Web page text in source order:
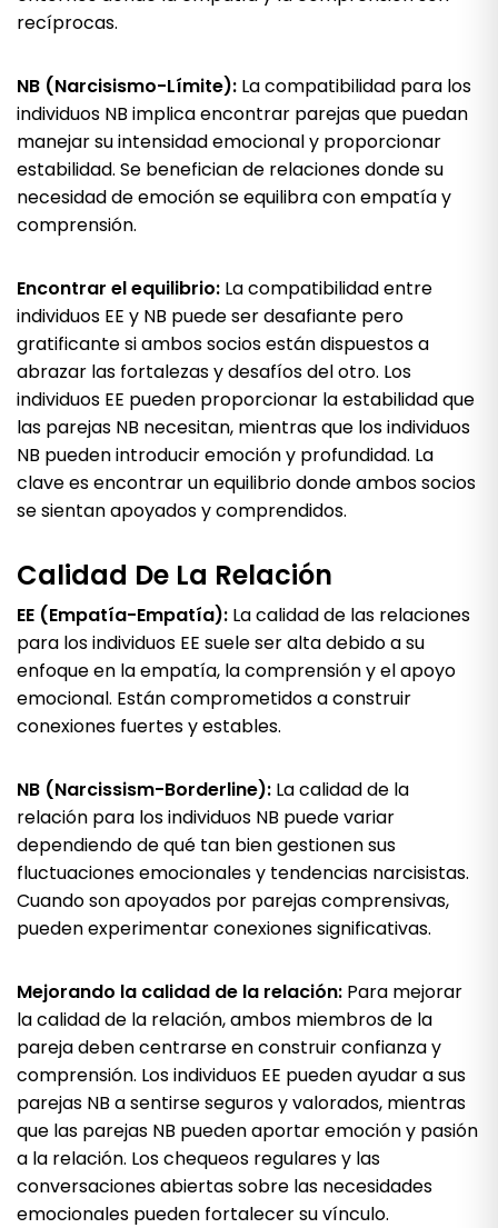
recíprocas.
NB (Narcisismo-Límite): La compatibilidad para los
individuos NB implica encontrar parejas que puedan
manejar su intensidad emocional y proporcionar
estabilidad. Se benefician de relaciones donde su
necesidad de emoción se equilibra con empatía y
comprensión.
Encontrar el equilibrio: La compatibilidad entre
individuos EE y NB puede ser desafiante pero
gratificante si ambos socios están dispuestos a
abrazar las fortalezas y desafíos del otro. Los
individuos EE pueden proporcionar la estabilidad que
las parejas NB necesitan, mientras que los individuos
NB pueden introducir emoción y profundidad. La
clave es encontrar un equilibrio donde ambos socios
se sientan apoyados y comprendidos.
Calidad De La Relación
EE (Empatía-Empatía): La calidad de las relaciones
para los individuos EE suele ser alta debido a su
enfoque en la empatía, la comprensión y el apoyo
emocional. Están comprometidos a construir
conexiones fuertes y estables.
NB (Narcissism-Borderline): La calidad de la
relación para los individuos NB puede variar
dependiendo de qué tan bien gestionen sus
fluctuaciones emocionales y tendencias narcisistas.
Cuando son apoyados por parejas comprensivas,
pueden experimentar conexiones significativas.
Mejorando la calidad de la relación: Para mejorar
la calidad de la relación, ambos miembros de la
pareja deben centrarse en construir confianza y
comprensión. Los individuos EE pueden ayudar a sus
parejas NB a sentirse seguros y valorados, mientras
que las parejas NB pueden aportar emoción y pasión
a la relación. Los chequeos regulares y las
conversaciones abiertas sobre las necesidades
emocionales pueden fortalecer su vínculo.